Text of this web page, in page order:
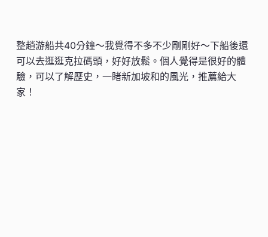
整趟游船共40分鐘～我覺得不多不少剛剛好～下船後還
可以去逛逛克拉碼頭，好好放鬆。個人覺得是很好的體
驗，可以了解歷史，一睹新加坡和的風光，推薦給大
家！